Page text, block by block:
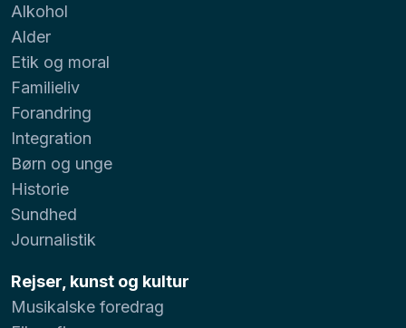
Alkohol
Alder
Etik og moral
Familieliv
Forandring
Integration
Børn og unge
Historie
Sundhed
Journalistik
Rejser, kunst og kultur
Musikalske foredrag